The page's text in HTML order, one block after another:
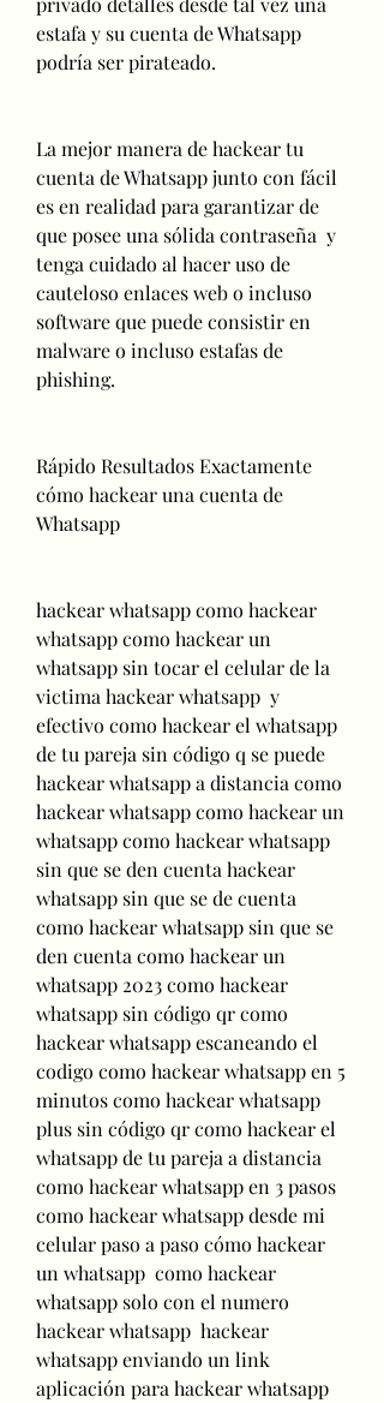
estafa y su cuenta de Whatsapp
podría ser pirateado.
La mejor manera de hackear tu
cuenta de Whatsapp junto con fácil
es en realidad para garantizar de
que posee una sólida contraseña  y
tenga cuidado al hacer uso de
cauteloso enlaces web o incluso
software que puede consistir en
malware o incluso estafas de
phishing.
Rápido Resultados Exactamente
cómo hackear una cuenta de
Whatsapp
hackear whatsapp como hackear
whatsapp como hackear un
whatsapp sin tocar el celular de la
victima hackear whatsapp  y
efectivo como hackear el whatsapp
de tu pareja sin código q se puede
hackear whatsapp a distancia como
hackear whatsapp como hackear un
whatsapp como hackear whatsapp
sin que se den cuenta hackear
whatsapp sin que se de cuenta
como hackear whatsapp sin que se
den cuenta como hackear un
whatsapp 2023 como hackear
whatsapp sin código qr como
hackear whatsapp escaneando el
codigo como hackear whatsapp en 5
minutos como hackear whatsapp
plus sin código qr como hackear el
whatsapp de tu pareja a distancia
como hackear whatsapp en 3 pasos
como hackear whatsapp desde mi
celular paso a paso cómo hackear
un whatsapp  como hackear
whatsapp solo con el numero
hackear whatsapp  hackear
whatsapp enviando un link
aplicación para hackear whatsapp